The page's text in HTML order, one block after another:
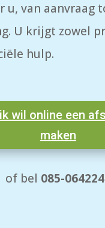
u, van aanvraag
U krijgt zowel
hulp.
wil online een
maken
of bel 085-